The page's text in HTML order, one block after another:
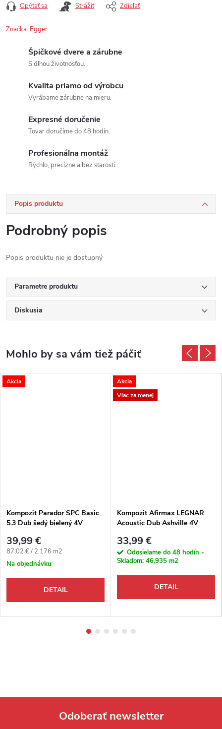
Opýtať sa Strážiť Zdieľať
Značka: Egger
Špičkové dvere a zárubne
S dlhou životnosťou.
Kvalita priamo od výrobcu
Vyrábame zárubne na mieru.
Expresné doručenie
Tovar doručíme do 48 hodín.
Profesionálna montáž
Rýchlo, precízne a bez starostí.
Popis produktu
Podrobný popis
Popis produktu nie je dostupný
Parametre produktu
Diskusia
Akcia
Kompozit Parador SPC Basic
5.3 Dub šedý bielený 4V
39,99 €
Jednotková cena:
87,02 € / 2.176 m2
Na objednávku
DETAIL
Akcia
Viac za menej
Kompozit Afirmax LEGNAR
Acoustic Dub Ashville 4V
33,99 €
Odosielame do 48 hodín -
Skladom: 46,935 m2
DETAIL
Odoberať newsletter